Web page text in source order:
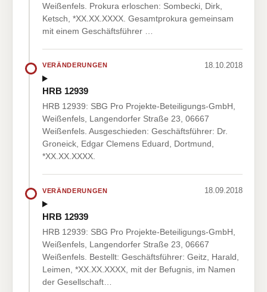
Weißenfels. Prokura erloschen: Sombecki, Dirk,
Ketsch, *XX.XX.XXXX. Gesamtprokura gemeinsam
mit einem Geschäftsführer …
VERÄNDERUNGEN 18.10.2018
HRB 12939
HRB 12939: SBG Pro Projekte-Beteiligungs-GmbH,
Weißenfels, Langendorfer Straße 23, 06667
Weißenfels. Ausgeschieden: Geschäftsführer: Dr.
Groneick, Edgar Clemens Eduard, Dortmund,
*XX.XX.XXXX.
VERÄNDERUNGEN 18.09.2018
HRB 12939
HRB 12939: SBG Pro Projekte-Beteiligungs-GmbH,
Weißenfels, Langendorfer Straße 23, 06667
Weißenfels. Bestellt: Geschäftsführer: Geitz, Harald,
Leimen, *XX.XX.XXXX, mit der Befugnis, im Namen
der Gesellschaft…